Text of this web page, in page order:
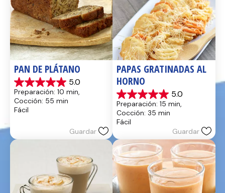
PAN DE PLÁTANO
5.0
5.0
de
5
estrellas.
Preparación: 10 min,
Cocción: 55 min
Fácil
Guardar
PAPAS GRATINADAS AL
HORNO
5.0
5.0
de
5
estrellas.
reseñas
Preparación: 15 min,
Cocción: 35 min
Fácil
Guardar